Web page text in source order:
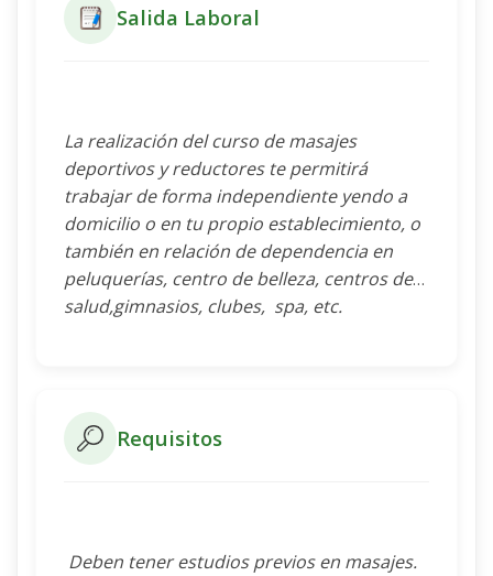
Salida Laboral
La realización del curso de masajes
deportivos y reductores te permitirá
trabajar de forma independiente yendo a
domicilio o en tu propio establecimiento, o
también en relación de dependencia en
peluquerías, centro de belleza, centros de
salud,gimnasios, clubes, spa, etc.
Requisitos
Deben tener estudios previos en masajes.